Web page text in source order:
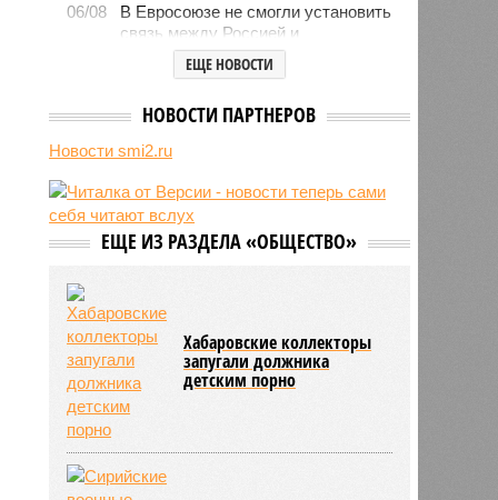
06/08
В Евросоюзе не смогли установить
связь между Россией и
миграционным кризисом в Сеуте
Ямпольская объяснила причины
ведущие вузы страны
06/08
Euractiv: закрытие границы с
экономики Финляндии
06/08
Минобрнауки осенью примет
решение о правилах приёма на
ЕЩЕ НОВОСТИ
НОВОСТИ ПАРТНЕРОВ
Новости smi2.ru
ЕЩЕ ИЗ РАЗДЕЛА «ОБЩЕСТВО»
Хабаровские коллекторы
запугали должника
детским порно